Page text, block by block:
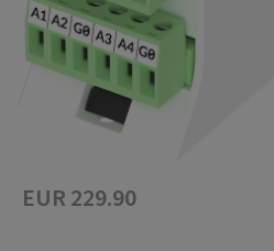
EUR 229.90